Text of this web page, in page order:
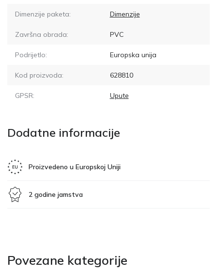
Dimenzije paketa: Dimenzije
Završna obrada: PVC
Podrijetlo: Europska unija
Kod proizvoda: 628810
GPSR: Upute
Dodatne informacije
Proizvedeno u Europskoj Uniji
2 godine jamstva
Povezane kategorije